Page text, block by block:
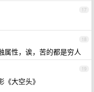
17
18
属性，诶，苦的都是穷人
19
大空头》